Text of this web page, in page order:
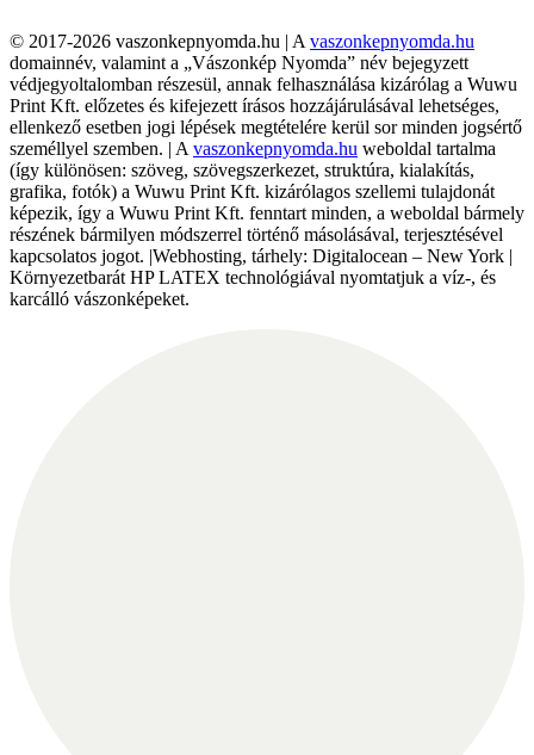
© 2017-2026 vaszonkepnyomda.hu | A vaszonkepnyomda.hu
domainnév, valamint a „Vászonkép Nyomda” név bejegyzett
védjegyoltalomban részesül, annak felhasználása kizárólag a Wuwu
Print Kft. előzetes és kifejezett írásos hozzájárulásával lehetséges,
ellenkező esetben jogi lépések megtételére kerül sor minden jogsértő
személlyel szemben. | A vaszonkepnyomda.hu weboldal tartalma
(így különösen: szöveg, szövegszerkezet, struktúra, kialakítás,
grafika, fotók) a Wuwu Print Kft. kizárólagos szellemi tulajdonát
képezik, így a Wuwu Print Kft. fenntart minden, a weboldal bármely
részének bármilyen módszerrel történő másolásával, terjesztésével
kapcsolatos jogot. |Webhosting, tárhely: Digitalocean – New York |
Környezetbarát HP LATEX technológiával nyomtatjuk a víz-, és
karcálló vászonképeket.